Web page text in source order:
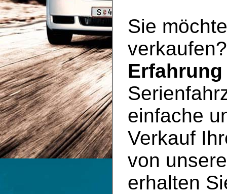
Sie
einfache
Verkauf
von
erhalten